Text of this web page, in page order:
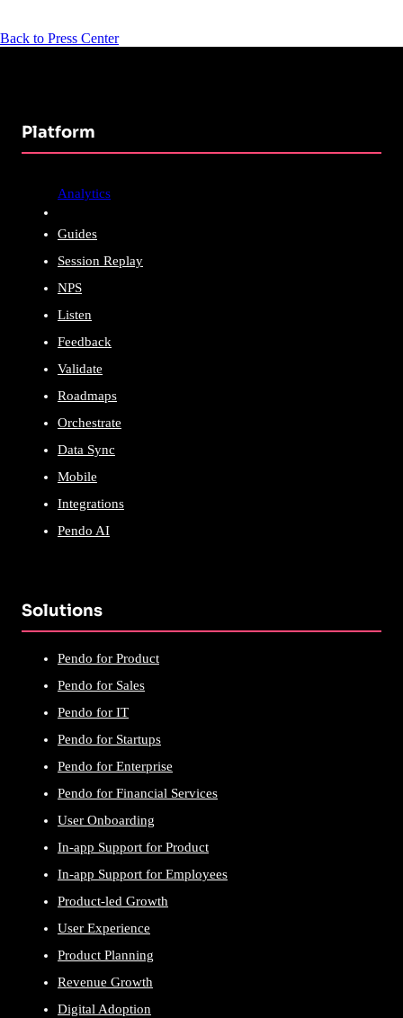
Back to Press Center
Platform
Analytics
Guides
Session Replay
NPS
Listen
Feedback
Validate
Roadmaps
Orchestrate
Data Sync
Mobile
Integrations
Pendo AI
Solutions
Pendo for Product
Pendo for Sales
Pendo for IT
Pendo for Startups
Pendo for Enterprise
Pendo for Financial Services
User Onboarding
In-app Support for Product
In-app Support for Employees
Product-led Growth
User Experience
Product Planning
Revenue Growth
Digital Adoption